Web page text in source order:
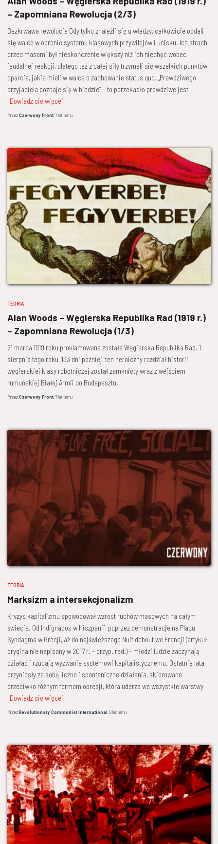
– Zapomniana ­Rewolucja (2/3)
Bezkrwawa rewolucja Gdy tylko znaleźli się u władzy, całkowicie oddali
się walce w obronie systemu klasowych przywilejów i ucisku. Ich strach
przed masami był nieskończenie większy niż ich niechęć wobec
feudalnej reakcji, dlatego też z całej siły trzymali się wszelkich punktów
oparcia, jakie mieli w walce o zachowanie status quo. „Prawdziwego
przyjaciela poznaje się w biedzie” – to porzekadło prawdziwe jest
Dowiedz się więcej
PrzezCzerwony Front,7 lattemu
TEORIA
Alan Woods – Węgierska Republika Rad (1919 r.)
– Zapomniana Rewolucja (1/3)
21 marca 1919 roku proklamowana została Węgierska Republika Rad. 1
sierpnia tego roku, 133 dni później, ten heroiczny rozdział historii
węgierskiej klasy robotniczej został zamknięty wraz z wejściem
rumuńskiej Białej Armii do Budapesztu.
PrzezCzerwony Front,7 lattemu
TEORIA
Marksizm a intersekcjonalizm
Kryzys kapitalizmu spowodował wzrost ruchów masowych na całym
świecie. Od Indignados w Hiszpanii, poprzez demonstracje na Placu
Syndagma w Grecji, aż do najświeższego Nuit debout we Francji (artykuł
oryginalnie napisany w 2017 r. – przyp. red.) – młodzi ludzie zaczynają
działać i rzucają wyzwanie systemowi kapitalistycznemu. Ostatnie lata
przyniosły ze sobą liczne i spontaniczne działania, skierowane
przeciwko różnym formom opresji, która uderza we wszystkie warstwy
Dowiedz się więcej
PrzezRevolutionary Communist International,8 lattemu